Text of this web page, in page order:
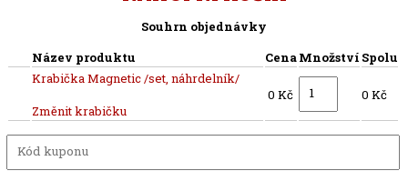
Souhrn objednávky
Název produktu
CenaMnožství Spolu
Krabička Magnetic /set, náhrdelník/
Změnit krabičku
0 Kč 0 Kč